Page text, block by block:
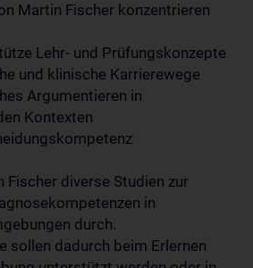
Martin Fischer konzentrieren
Lehr- und Prüfungskonzepte
und klinische Karrierewege
Argumentieren in
Kontexten
Fischer diverse Studien zur
in
durch.
sollen dadurch beim Erlernen